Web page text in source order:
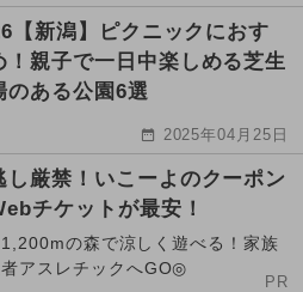
【新潟】ピクニックにおす
！親子で一日中楽しめる芝生
のある公園6選
2025年04月25日
し厳禁！いこーよのクーポン
チケットが最安！
の森で涼しく遊べる！家族
アスレチックへGO◎
PR